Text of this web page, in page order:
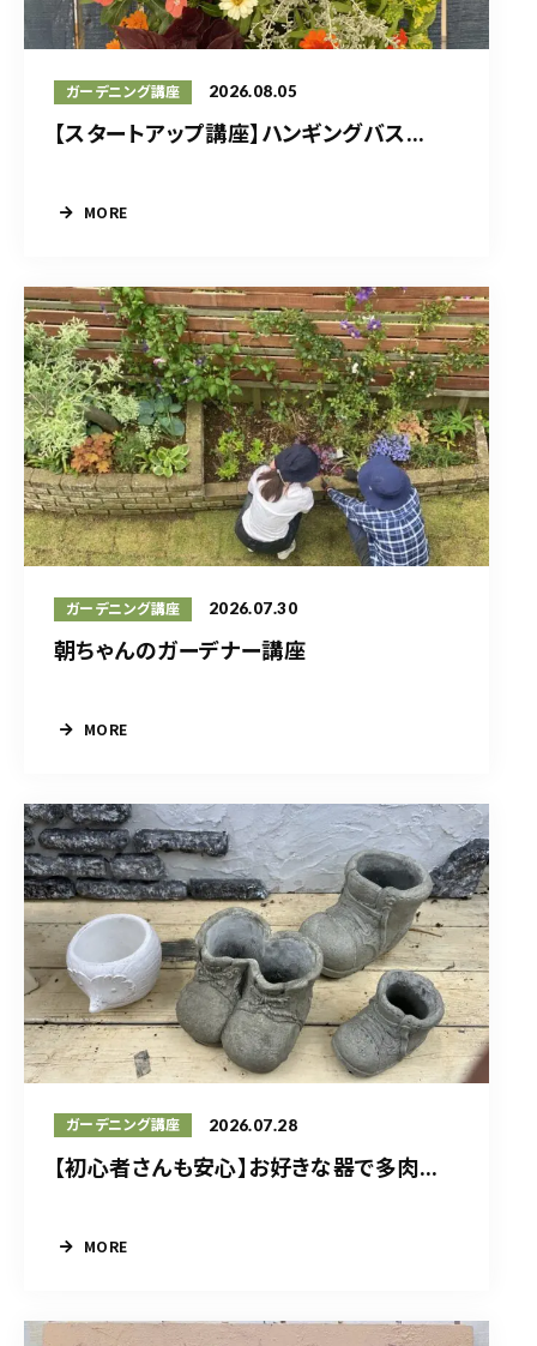
ガーデニング講座 2026.08.05
【スタートアップ講座】ハンギングバス...
MORE
ガーデニング講座 2026.07.30
朝ちゃんのガーデナー講座
MORE
ガーデニング講座 2026.07.28
【初心者さんも安心】お好きな器で多肉...
MORE